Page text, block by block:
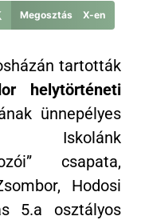
Megosztás X-en
tartották
helytörténeti
ünnepélyes
Iskolánk
csapata,
Hodosi
5.a osztályos